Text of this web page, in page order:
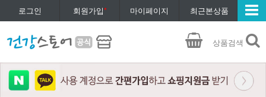
로그인 회원가입* 마이페이지 최근본상품
상품검색